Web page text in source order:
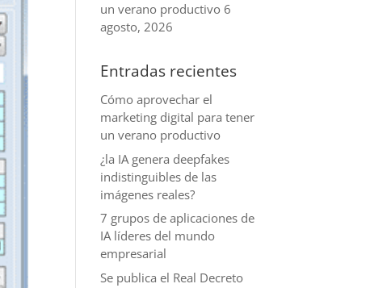
un verano productivo 6
agosto, 2026
Entradas recientes
Cómo aprovechar el
marketing digital para tener
un verano productivo
¿la IA genera deepfakes
indistinguibles de las
imágenes reales?
7 grupos de aplicaciones de
IA líderes del mundo
empresarial
Se publica el Real Decreto